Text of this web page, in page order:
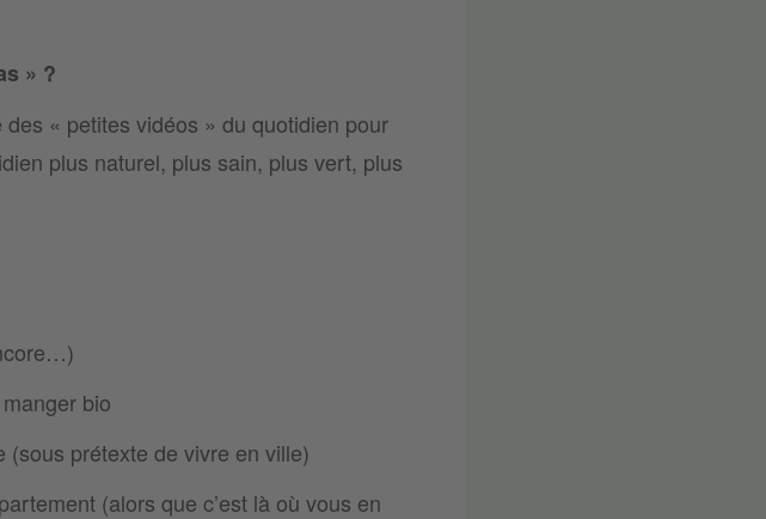
» ?
« petites vidéos » du quotidien pour
plus naturel, plus sain, plus vert, plus
bio
prétexte de vivre en ville)
(alors que c’est là où vous en